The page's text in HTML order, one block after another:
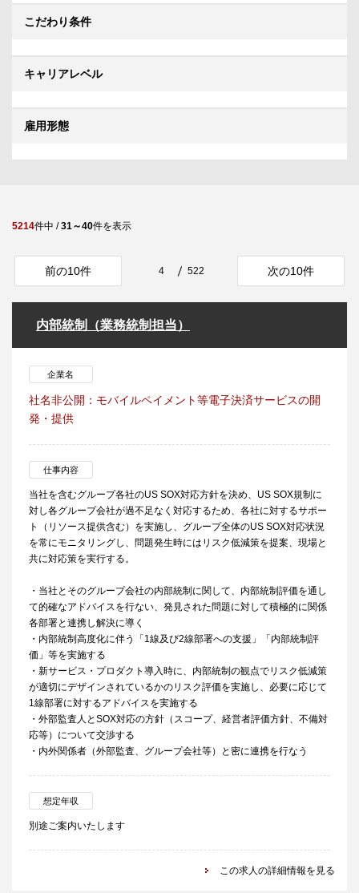
こだわり条件
キャリアレベル
雇用形態
5214件中 /31～40件を表示
前の10件 4 522 次の10件
内部統制（業務統制担当）
企業名
社名非公開：モバイルペイメント等電子決済サービスの開
発・提供
仕事内容
当社を含むグループ各社のUS SOX対応方針を決め、US SOX規制に
対し各グループ会社が過不足なく対応するため、各社に対するサポー
ト（リソース提供含む）を実施し、グループ全体のUS SOX対応状況
を常にモニタリングし、問題発生時にはリスク低減策を提案、現場と
共に対応策を実行する。
・当社とそのグループ会社の内部統制に関して、内部統制評価を通し
て的確なアドバイスを行ない、発見された問題に対して積極的に関係
各部署と連携し解決に導く
・内部統制高度化に伴う「1線及び2線部署への支援」「内部統制評
価」等を実施する
・新サービス・プロダクト導入時に、内部統制の観点でリスク低減策
が適切にデザインされているかのリスク評価を実施し、必要に応じて
1線部署に対するアドバイスを実施する
・外部監査人とSOX対応の方針（スコープ、経営者評価方針、不備対
応等）について交渉する
・内外関係者（外部監査、グループ会社等）と密に連携を行なう
想定年収
別途ご案内いたします
この求人の詳細情報を見る